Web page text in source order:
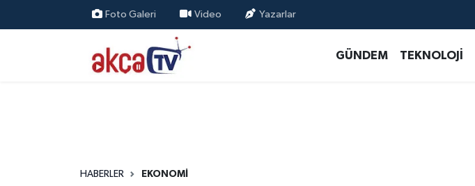
Foto Galeri Video Yazarlar
GÜNDEM TEKNOLOJİ
HABERLER EKONOMİ
Trabzon Nöbetçi Eczaneler